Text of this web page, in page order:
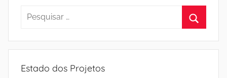
Pesquisar
Estado dos Projetos